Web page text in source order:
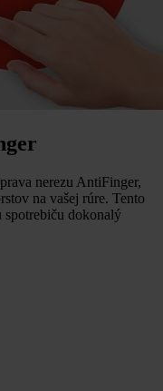
nerezu AntiFinger,
na vašej rúre. Tento
spotrebiču dokonalý